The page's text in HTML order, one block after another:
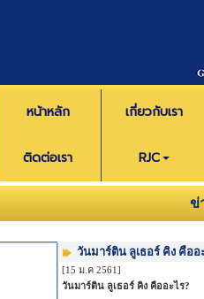
หน้าหลัก เกี่ยวกับเรา
ติดต่อเรา RJC
ข่
วันมาร์ติน ลูเธอร์ คิง คืออ
[15 ม.ค 2561]
วันมาร์ติน ลูเธอร์ คิง คืออะไร?